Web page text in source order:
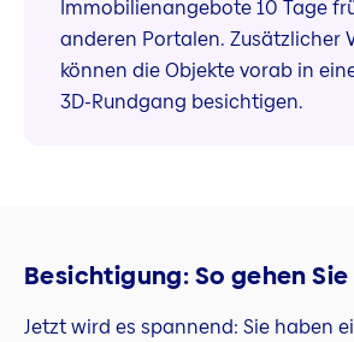
Immobilienangebote 10 Tage
anderen Portalen. Zusätzlicher
können die Objekte vorab in
3D-Rundgang besichtigen.
Besichtigung: So gehen
Jetzt wird es spannend: Sie haben